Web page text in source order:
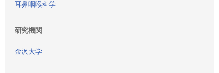
耳鼻咽喉科学
研究機関
金沢大学